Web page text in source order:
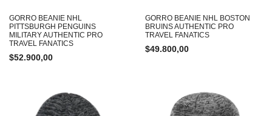
GORRO BEANIE NHL
PITTSBURGH PENGUINS
MILITARY AUTHENTIC PRO
TRAVEL FANATICS
$52.900,00
GORRO BEANIE NHL BOSTON
BRUINS AUTHENTIC PRO
TRAVEL FANATICS
$49.800,00